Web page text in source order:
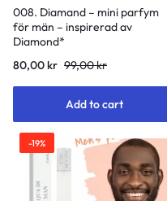
008. Diamand – mini parfym
för män – inspirerad av
Diamond*
80,00kr 99,00kr
Add to cart
-19%